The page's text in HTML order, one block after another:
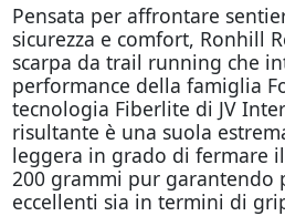
Pensata per affrontare
sicurezza e comfort, Ronhill
scarpa da trail running che
performance della famiglia
tecnologia Fiberlite di JV
risultante è una suola
leggera in grado di fermare
200 grammi pur garantendo
eccellenti sia in termini di